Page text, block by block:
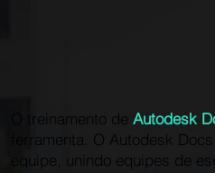
O treinamento de Autodesk
ferramenta. O Autodesk
equipe, unindo equipes de